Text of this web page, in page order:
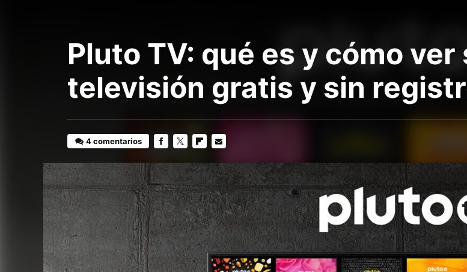
Pluto TV: qué es y cómo
televisión gratis y sin
4 comentarios
MAIL